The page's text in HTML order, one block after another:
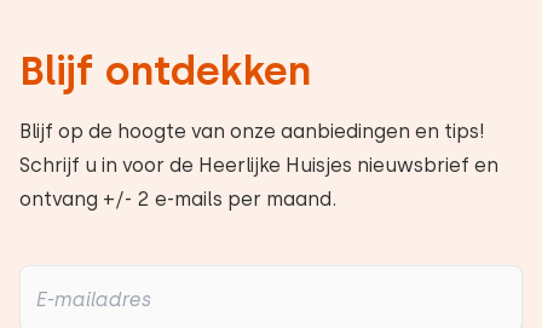
Blijf ontdekken
Blijf op de hoogte van onze aanbiedingen en tips!
Schrijf u in voor de Heerlijke Huisjes nieuwsbrief en
ontvang +/- 2 e-mails per maand.